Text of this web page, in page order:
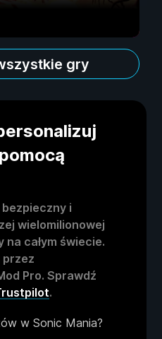
gry
i
wielomilionowej
na całym świecie.
Pro. Sprawdź
.
w Sonic Mania?